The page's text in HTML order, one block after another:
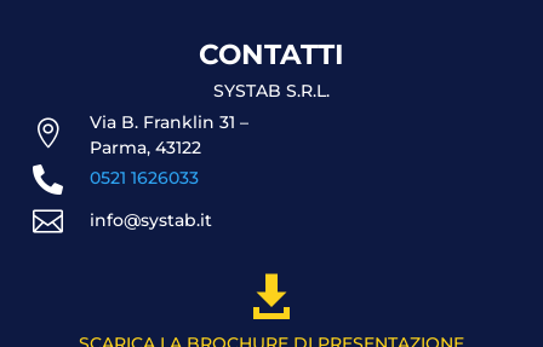
CONTATTI
SYSTAB S.R.L.

Via B. Franklin 31 –
Parma, 43122
 0521 1626033
 info@systab.it
